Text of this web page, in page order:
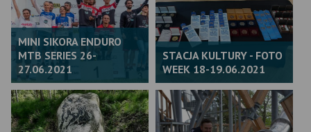
MINI SIKORA ENDURO
MTB SERIES 26-
27.06.2021
STACJA KULTURY - FOTO
WEEK 18-19.06.2021